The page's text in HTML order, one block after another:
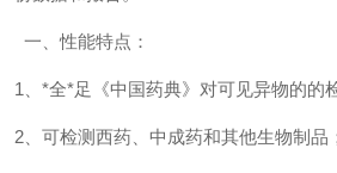
一、性能特点：
1、*全*足《中国药典》对可见异物的的
2、可检测西药、中成药和其他生物制品